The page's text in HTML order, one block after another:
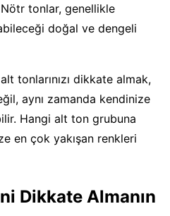
tonlar, genellikle
doğal ve dengeli
tonlarınızı dikkate almak,
aynı zamanda kendinize
Hangi alt ton grubuna
en çok yakışan renkleri
Dikkate Almanın